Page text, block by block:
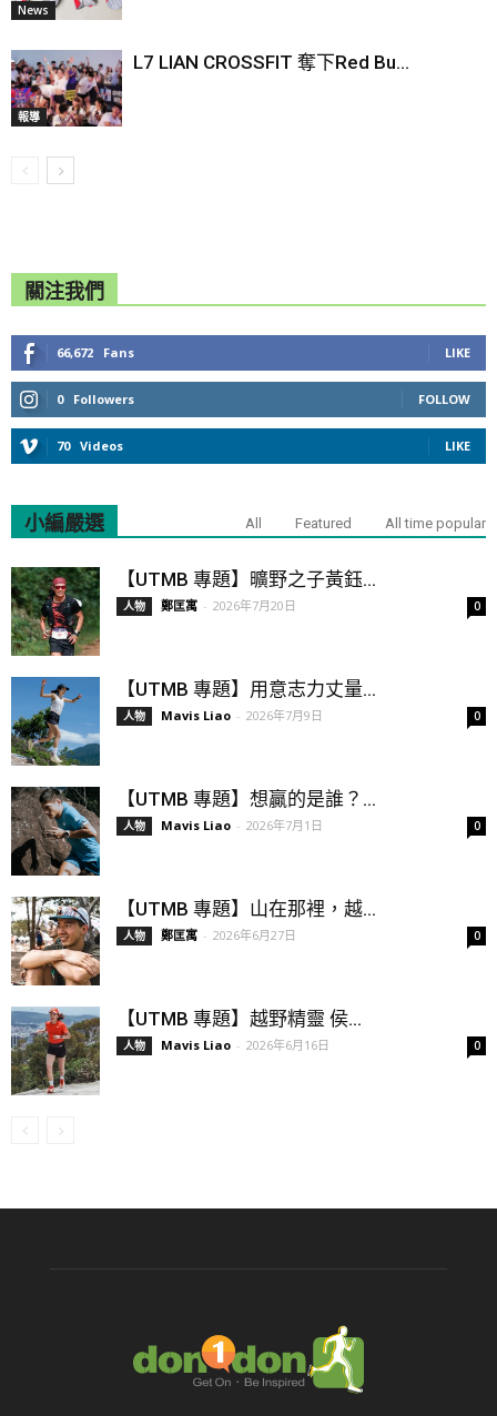
News
報導
L7 LIAN CROSSFIT 奪下Red Bu...
關注我們
66,672 Fans LIKE
0 Followers FOLLOW
70 Videos LIKE
小編嚴選 All Featured All time popular
【UTMB 專題】曠野之子黃鈺...
人物 鄭匡寓 - 2026年7月20日 0
【UTMB 專題】用意志力丈量...
人物 Mavis Liao - 2026年7月9日 0
【UTMB 專題】想贏的是誰？...
人物 Mavis Liao - 2026年7月1日 0
【UTMB 專題】山在那裡，越...
人物 鄭匡寓 - 2026年6月27日 0
【UTMB 專題】越野精靈 侯...
人物 Mavis Liao - 2026年6月16日 0